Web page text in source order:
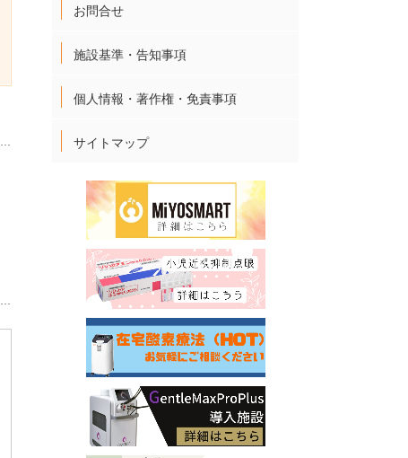
お問合せ
施設基準・告知事項
個人情報・著作権・免責事項
サイトマップ